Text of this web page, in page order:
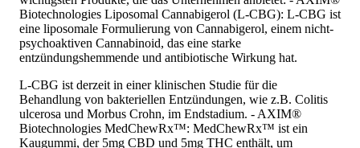
Biotechnologies Liposomal Cannabigerol (L-CBG): L-CBG ist
eine liposomale Formulierung von Cannabigerol, einem nicht-
psychoaktiven Cannabinoid, das eine starke
entzündungshemmende und antibiotische Wirkung hat.
L-CBG ist derzeit in einer klinischen Studie für die
Behandlung von bakteriellen Entzündungen, wie z.B. Colitis
ulcerosa und Morbus Crohn, im Endstadium. - AXIM®
Biotechnologies MedChewRx™: MedChewRx™ ist ein
Kaugummi, der 5mg CBD und 5mg THC enthält, um